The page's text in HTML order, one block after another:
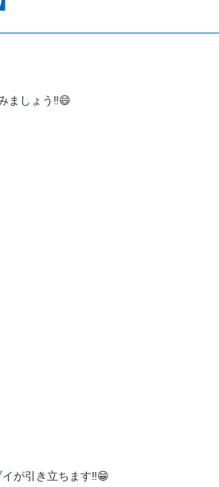
ましょう‼️😄
が引き立ちます‼️😁